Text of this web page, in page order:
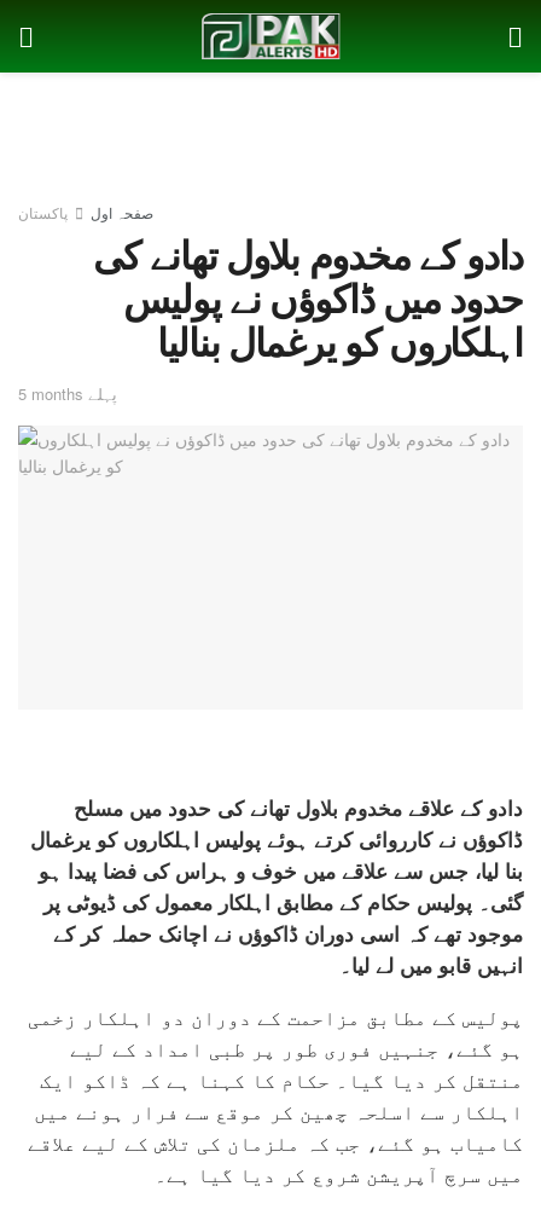
صفحہ اول پاکستان
دادو کے مخدوم بلاول تھانے کی
حدود میں ڈاکوؤں نے پولیس
اہلکاروں کو یرغمال بنالیا
5 months پہلے
دادو کے علاقے مخدوم بلاول تھانے کی حدود میں مسلح
ڈاکوؤں نے کارروائی کرتے ہوئے پولیس اہلکاروں کو یرغمال
بنا لیا، جس سے علاقے میں خوف و ہراس کی فضا پیدا ہو
گئی۔ پولیس حکام کے مطابق اہلکار معمول کی ڈیوٹی پر
موجود تھے کہ اسی دوران ڈاکوؤں نے اچانک حملہ کر کے
انہیں قابو میں لے لیا۔
پولیس کے مطابق مزاحمت کے دوران دو اہلکار زخمی
ہو گئے، جنہیں فوری طور پر طبی امداد کے لیے
منتقل کر دیا گیا۔ حکام کا کہنا ہے کہ ڈاکو ایک
اہلکار سے اسلحہ چھین کر موقع سے فرار ہونے میں
کامیاب ہو گئے، جب کہ ملزمان کی تلاش کے لیے علاقے
میں سرچ آپریشن شروع کر دیا گیا ہے۔